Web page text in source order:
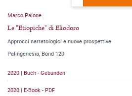
Marco Palone
Le "Etiopiche" di Eliodoro
Approcci narratologici e nuove prospettive
Palingenesia, Band 120
2020 | Buch - Gebunden
2020 | E-Book - PDF